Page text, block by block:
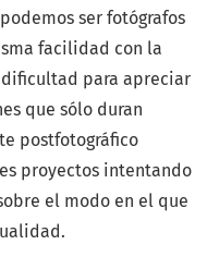
ser fotógrafos
facilidad con la
dificultad para apreciar
que sólo duran
postfotográfico
proyectos intentando
el modo en el que